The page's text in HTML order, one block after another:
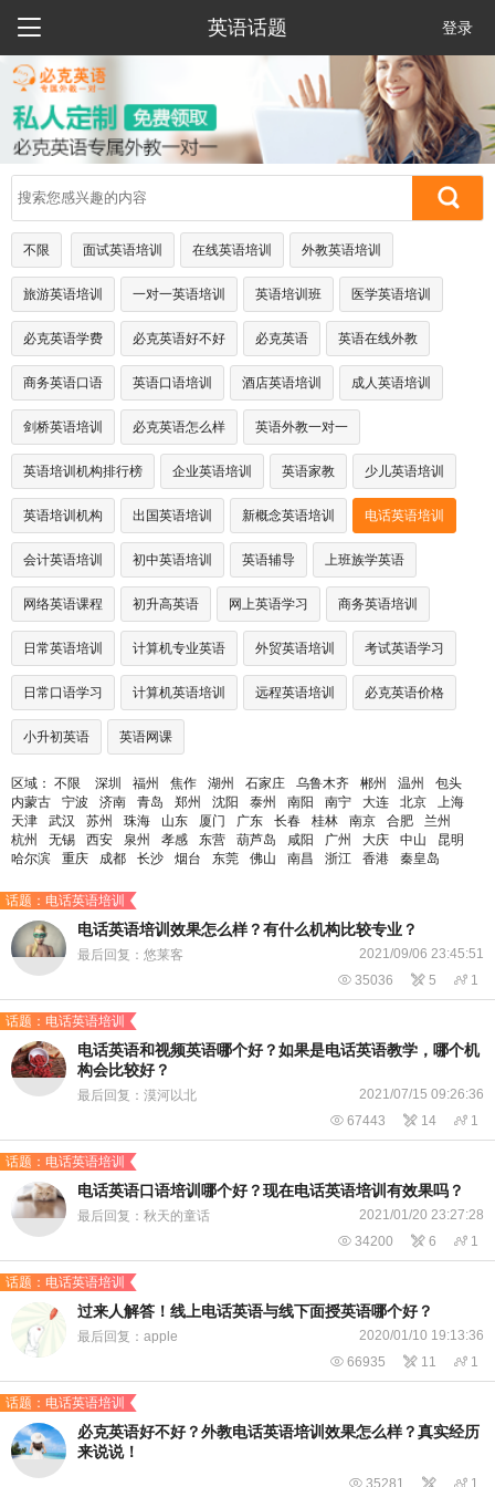
 英语话题 登录
不限 面试英语培训 在线英语培训 外教英语培训
旅游英语培训 一对一英语培训 英语培训班 医学英语培训
必克英语学费 必克英语好不好 必克英语 英语在线外教
商务英语口语 英语口语培训 酒店英语培训 成人英语培训
剑桥英语培训 必克英语怎么样 英语外教一对一
英语培训机构排行榜 企业英语培训 英语家教 少儿英语培训
英语培训机构 出国英语培训 新概念英语培训 电话英语培训
会计英语培训 初中英语培训 英语辅导 上班族学英语
网络英语课程 初升高英语 网上英语学习 商务英语培训
日常英语培训 计算机专业英语 外贸英语培训 考试英语学习
日常口语学习 计算机英语培训 远程英语培训 必克英语价格
小升初英语 英语网课
区域： 不限 深圳 福州 焦作 湖州 石家庄 乌鲁木齐 郴州 温州
包头
内蒙古
宁波 济南 青岛 郑州 沈阳 泰州 南阳 南宁 大连 北京
上海
天津
武汉 苏州 珠海 山东 厦门 广东 长春 桂林 南京 合肥
兰州
杭州
无锡 西安 泉州 孝感 东营 葫芦岛 咸阳 广州 大庆 中山
昆明
哈尔滨
重庆 成都 长沙 烟台 东莞 佛山 南昌 浙江 香港 秦皇岛
话题：电话英语培训
电话英语培训效果怎么样？有什么机构比较专业？
最后回复：悠莱客 2021/09/06 23:45:51
 35036  5  1
话题：电话英语培训
电话英语和视频英语哪个好？如果是电话英语教学，哪个机
构会比较好？
最后回复：漠河以北 2021/07/15 09:26:36
 67443  14  1
话题：电话英语培训
电话英语口语培训哪个好？现在电话英语培训有效果吗？
最后回复：秋天的童话 2021/01/20 23:27:28
 34200  6  1
话题：电话英语培训
过来人解答！线上电话英语与线下面授英语哪个好？
最后回复：apple 2020/01/10 19:13:36
 66935  11  1
话题：电话英语培训
必克英语好不好？外教电话英语培训效果怎么样？真实经历
来说说！
 35281   1